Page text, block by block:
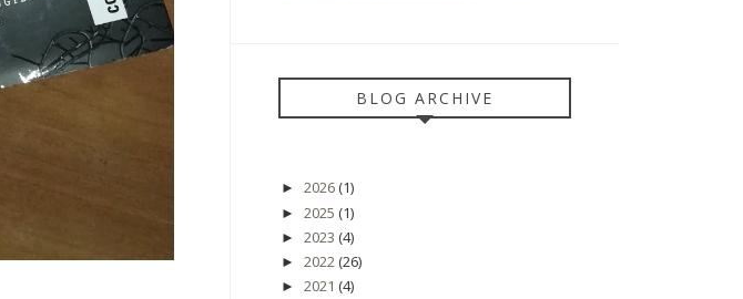
BLOG ARCHIVE
► 2026(1)
► 2025 (1)
► 2023 (4)
► 2022(26)
► 2021 (4)